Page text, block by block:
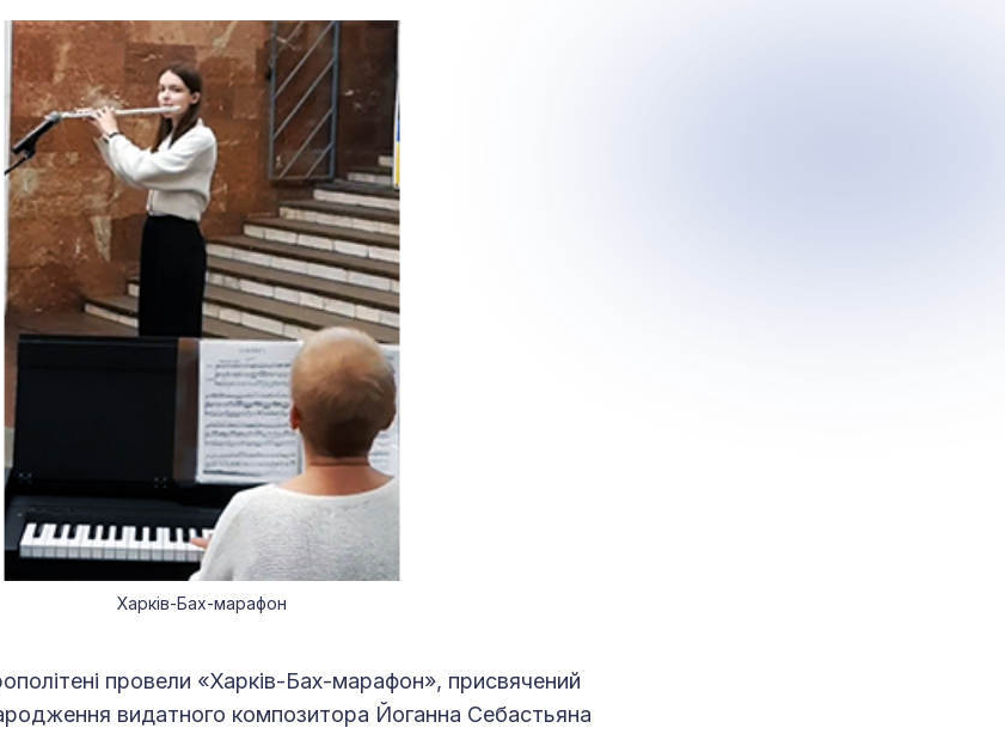
Харків-Бах-марафон
провели «Харків-Бах-марафон», присвячений
видатного композитора Йоганна Себастьяна